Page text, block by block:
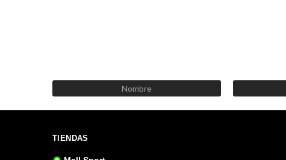
TIENDAS